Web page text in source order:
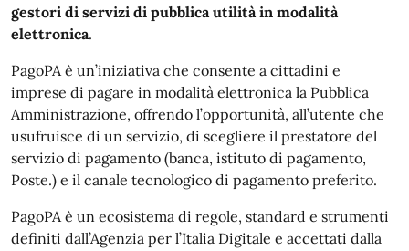
gestori di servizi di pubblica utilità in modalità
elettronica.
PagoPA è un’iniziativa che consente a cittadini e
imprese di pagare in modalità elettronica la Pubblica
Amministrazione, offrendo l’opportunità, all’utente che
usufruisce di un servizio, di scegliere il prestatore del
servizio di pagamento (banca, istituto di pagamento,
Poste.) e il canale tecnologico di pagamento preferito.
PagoPA è un ecosistema di regole, standard e strumenti
definiti dall’Agenzia per l’Italia Digitale e accettati dalla